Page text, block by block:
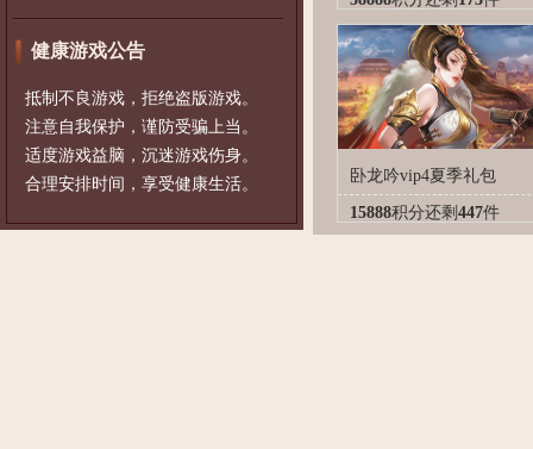
健康游戏公告
抵制不良游戏，拒绝盗版游戏。
注意自我保护，谨防受骗上当。
适度游戏益脑，沉迷游戏伤身。
合理安排时间，享受健康生活。
卧龙吟vip4夏季礼包
15888积分还剩 447件